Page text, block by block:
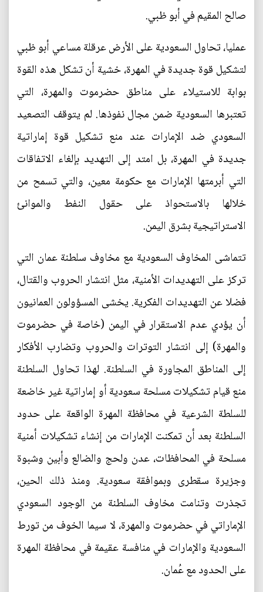
صالح المقيم في أبو ظبي.
عمليا، تحاول السعودية على الأرض عرقلة مساعي أبو ظبي
لتشكيل قوة جديدة في المهرة، خشية أن تشكل هذه القوة
بوابة للاستيلاء على مناطق حضرموت والمهرة، التي
تعتبرها السعودية ضمن مجال نفوذها. لم يتوقف التصعيد
السعودي ضد الإمارات عند منع تشكيل قوة إماراتية
جديدة في المهرة، بل امتد إلى التهديد بإلغاء الاتفاقات
التي أبرمتها الإمارات مع حكومة معين، والتي تسمح من
خلالها بالاستحواذ على حقول النفط والموانئ
الاستراتيجية بشرق اليمن.
تتماشى المخاوف السعودية مع مخاوف سلطنة عمان التي
تركز على التهديدات الأمنية، مثل انتشار الحروب والقتال،
فضلا عن التهديدات الفكرية. يخشى المسؤولون العمانيون
أن يؤدي عدم الاستقرار في اليمن (خاصة في حضرموت
والمهرة) إلى انتشار التوترات والحروب وتضارب الأفكار
إلى المناطق المجاورة في السلطنة. لهذا تحاول السلطنة
منع قيام تشكيلات مسلحة سعودية أو إماراتية غير خاضعة
للسلطة الشرعية في محافظة المهرة الواقعة على حدود
السلطنة بعد أن تمكنت الإمارات من إنشاء تشكيلات أمنية
مسلحة في المحافظات، عدن ولحج والضالع وأبين وشبوة
وجزيرة سقطرى وبموافقة سعودية. ومنذ ذلك الحين،
تجذرت وتنامت مخاوف السلطنة من الوجود السعودي
الإماراتي في حضرموت والمهرة، لا سيما الخوف من تورط
السعودية والإمارات في منافسة عقيمة في محافظة المهرة
على الحدود مع عُمان.